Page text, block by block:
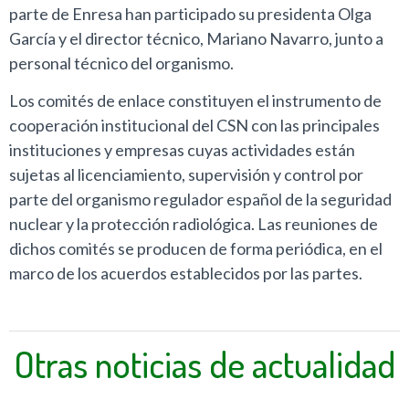
parte de Enresa han participado su presidenta Olga
García y el director técnico, Mariano Navarro, junto a
personal técnico del organismo.
Los comités de enlace constituyen el instrumento de
cooperación institucional del CSN con las principales
instituciones y empresas cuyas actividades están
sujetas al licenciamiento, supervisión y control por
parte del organismo regulador español de la seguridad
nuclear y la protección radiológica. Las reuniones de
dichos comités se producen de forma periódica, en el
marco de los acuerdos establecidos por las partes.
Otras noticias de actualidad